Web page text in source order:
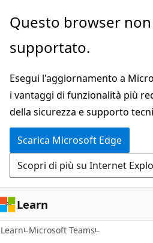
Ignora
passa
contenuto
principale
Questo browser
supportato.
Esegui l'aggiornamento a
i vantaggi di funzionalità più
della sicurezza e supporto
Scarica Microsoft Edge
Scopri di più su Internet
Learn
Learn Microsoft Teams